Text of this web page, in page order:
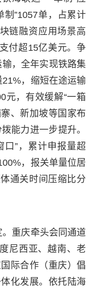
制”1057单，占累计
链融资应用场景高
付超15亿美元。争
，全年实现铁路集
，缩短在途运输
元，有效缓解“一箱
、新加坡等国家布
能力进一步提升。
口”，累计申报量超
，报关单量位居
通关时间压缩比分
重庆牵头会同通道
尼西亚、越南、老
际合作（重庆）倡
化发展。依托陆海